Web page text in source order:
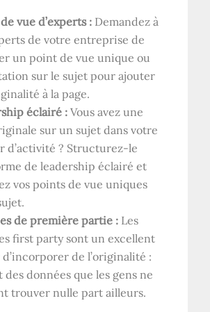
vue d’experts : Demandez à
de votre entreprise de
un point de vue unique ou
sur le sujet pour ajouter
à la page.
éclairé : Vous avez une
sur un sujet dans votre
d’activité ? Structurez-le
de leadership éclairé et
vos points de vue uniques
de première partie : Les
first party sont un excellent
d’incorporer de l’originalité :
des données que les gens ne
trouver nulle part ailleurs.